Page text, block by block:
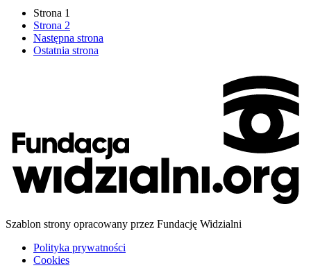
Strona 1
Strona 2
Następna strona
Ostatnia strona
Szablon strony opracowany przez Fundację Widzialni
Polityka prywatności
Cookies